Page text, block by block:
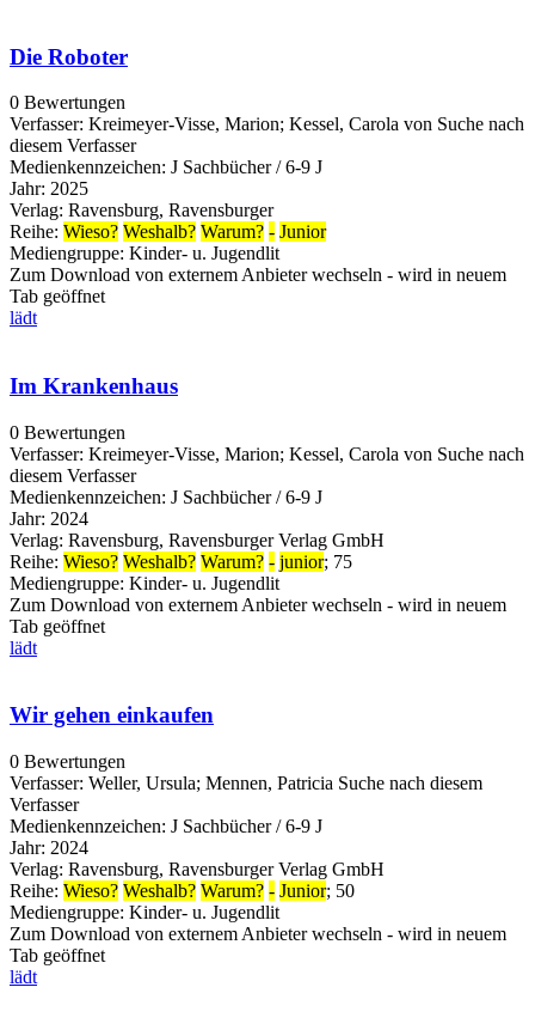
Die Roboter
0 Bewertungen
Verfasser: Kreimeyer-Visse, Marion; Kessel, Carola von Suche nach
diesem Verfasser
Medienkennzeichen: J Sachbücher / 6-9 J
Jahr: 2025
Verlag: Ravensburg, Ravensburger
Reihe: Wieso? Weshalb? Warum? - Junior
Mediengruppe: Kinder- u. Jugendlit
Zum Download von externem Anbieter wechseln - wird in neuem
Tab geöffnet
lädt
Im Krankenhaus
0 Bewertungen
Verfasser: Kreimeyer-Visse, Marion; Kessel, Carola von Suche nach
diesem Verfasser
Medienkennzeichen: J Sachbücher / 6-9 J
Jahr: 2024
Verlag: Ravensburg, Ravensburger Verlag GmbH
Reihe: Wieso? Weshalb? Warum? - junior; 75
Mediengruppe: Kinder- u. Jugendlit
Zum Download von externem Anbieter wechseln - wird in neuem
Tab geöffnet
lädt
Wir gehen einkaufen
0 Bewertungen
Verfasser: Weller, Ursula; Mennen, Patricia Suche nach diesem
Verfasser
Medienkennzeichen: J Sachbücher / 6-9 J
Jahr: 2024
Verlag: Ravensburg, Ravensburger Verlag GmbH
Reihe: Wieso? Weshalb? Warum? - Junior; 50
Mediengruppe: Kinder- u. Jugendlit
Zum Download von externem Anbieter wechseln - wird in neuem
Tab geöffnet
lädt